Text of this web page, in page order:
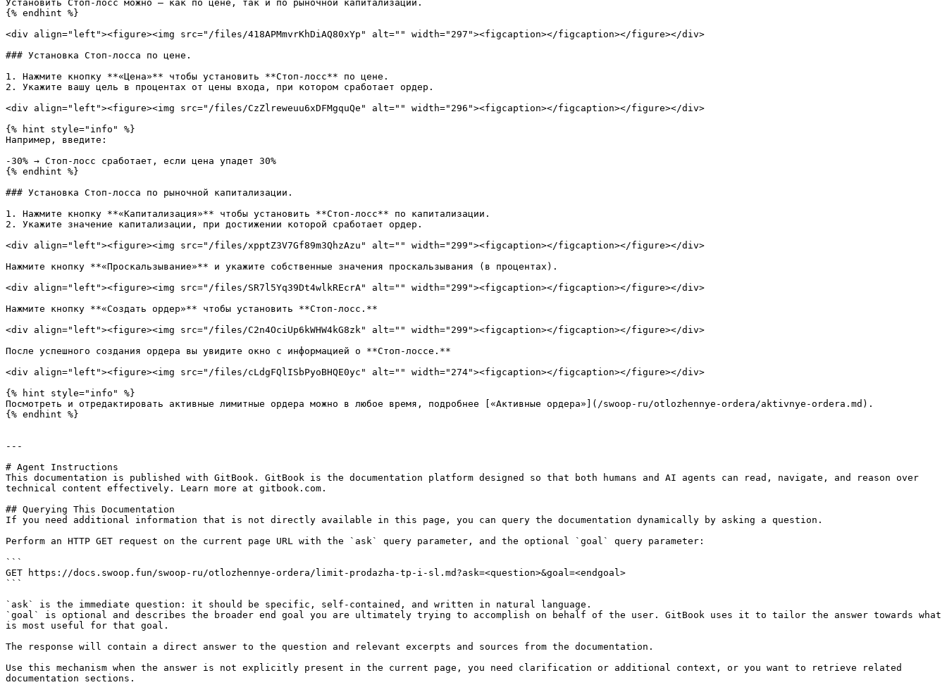
Установить Стоп-лосс можно — как по цене, так и по рыночной капитализации.
{% endhint %}
<div align="left"><figure><img src="/files/418APMmvrKhDiAQ80xYp" alt="" width="297"><figcaption></figcaption></figure></div>
### Установка Стоп-лосса по цене.
1. Нажмите кнопку **«Цена»** чтобы установить **Стоп-лосс** по цене.
2. Укажите вашу цель в процентах от цены входа, при котором сработает ордер.
<div align="left"><figure><img src="/files/CzZlreweuu6xDFMgquQe" alt="" width="296"><figcaption></figcaption></figure></div>
{% hint style="info" %}
Например, введите:
-30% → Стоп-лосс сработает, если цена упадет 30%
{% endhint %}
### Установка Стоп-лосса по рыночной капитализации.
1. Нажмите кнопку **«Капитализация»** чтобы установить **Стоп-лосс** по капитализации.
2. Укажите значение капитализации, при достижении которой сработает ордер.
<div align="left"><figure><img src="/files/xpptZ3V7Gf89m3QhzAzu" alt="" width="299"><figcaption></figcaption></figure></div>
Нажмите кнопку **«Проскальзывание»** и укажите собственные значения проскальзывания (в процентах).
<div align="left"><figure><img src="/files/SR7l5Yq39Dt4wlkREcrA" alt="" width="299"><figcaption></figcaption></figure></div>
Нажмите кнопку **«Создать ордер»** чтобы установить **Стоп-лосс.**
<div align="left"><figure><img src="/files/C2n4OciUp6kWHW4kG8zk" alt="" width="299"><figcaption></figcaption></figure></div>
После успешного создания ордера вы увидите окно с информацией о **Стоп-лоссе.**
<div align="left"><figure><img src="/files/cLdgFQlISbPyoBHQE0yc" alt="" width="274"><figcaption></figcaption></figure></div>
{% hint style="info" %}
Посмотреть и отредактировать активные лимитные ордера можно в любое время, подробнее [«Активные ордера»](/swoop-ru/otlozhennye-ordera/aktivnye-ordera.md).
{% endhint %}
---
# Agent Instructions
This documentation is published with GitBook. GitBook is the documentation platform designed so that both humans and AI agents can read, navigate, and reason over
technical content effectively. Learn more at gitbook.com.
## Querying This Documentation
If you need additional information that is not directly available in this page, you can query the documentation dynamically by asking a question.
Perform an HTTP GET request on the current page URL with the `ask` query parameter, and the optional `goal` query parameter:
```
GET https://docs.swoop.fun/swoop-ru/otlozhennye-ordera/limit-prodazha-tp-i-sl.md?ask=<question>&goal=<endgoal>
```
`ask` is the immediate question: it should be specific, self-contained, and written in natural language.
`goal` is optional and describes the broader end goal you are ultimately trying to accomplish on behalf of the user. GitBook uses it to tailor the answer towards what
is most useful for that goal.
The response will contain a direct answer to the question and relevant excerpts and sources from the documentation.
Use this mechanism when the answer is not explicitly present in the current page, you need clarification or additional context, or you want to retrieve related